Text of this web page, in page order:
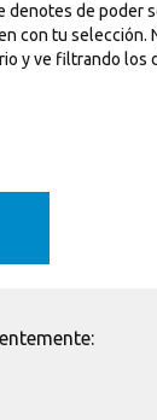
de poder
con tu
y ve filtrando